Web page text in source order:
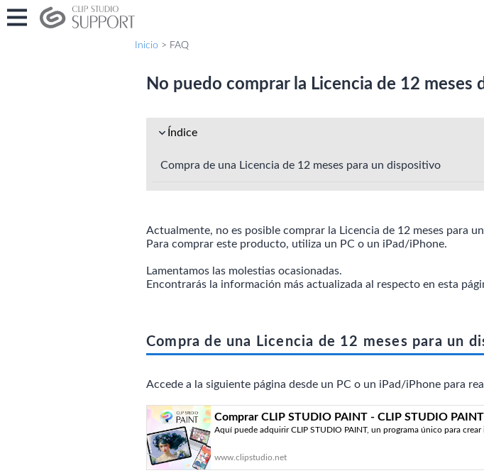
Inicio > FAQ
No puedo comprar la Licencia de 12 meses
Índice
Compra de una Licencia de 12 meses para un dispositivo
Actualmente, no es posible comprar la Licencia de 12 meses para
Para comprar este producto, utiliza un PC o un iPad/iPhone.
Lamentamos las molestias ocasionadas.
Encontrarás la información más actualizada al respecto en esta
Compra de una Licencia de 12 meses para un
Accede a la siguiente página desde un PC o un iPad/iPhone para
Comprar CLIP STUDIO PAINT - CLIP STUDIO PAINT
Aquí puede adquirir CLIP STUDIO PAINT, un programa único para
www.clipstudio.net